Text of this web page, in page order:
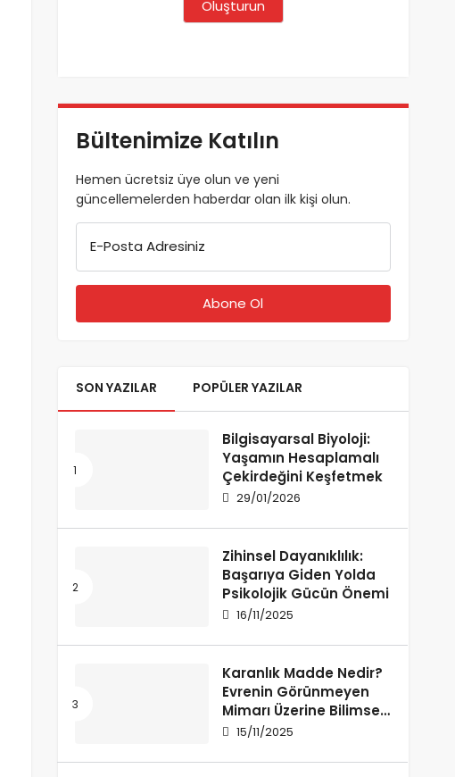
Oluşturun
Bültenimize Katılın
Hemen ücretsiz üye olun ve yeni
güncellemelerden haberdar olan ilk kişi olun.
E-Posta Adresiniz
SON YAZILAR POPÜLER YAZILAR
Bilgisayarsal Biyoloji:
Yaşamın Hesaplamalı
Çekirdeğini Keşfetmek
29/01/2026
Zihinsel Dayanıklılık:
Başarıya Giden Yolda
Psikolojik Gücün Önemi
16/11/2025
Karanlık Madde Nedir?
Evrenin Görünmeyen
Mimarı Üzerine Bilimsel
Bir İnceleme
15/11/2025